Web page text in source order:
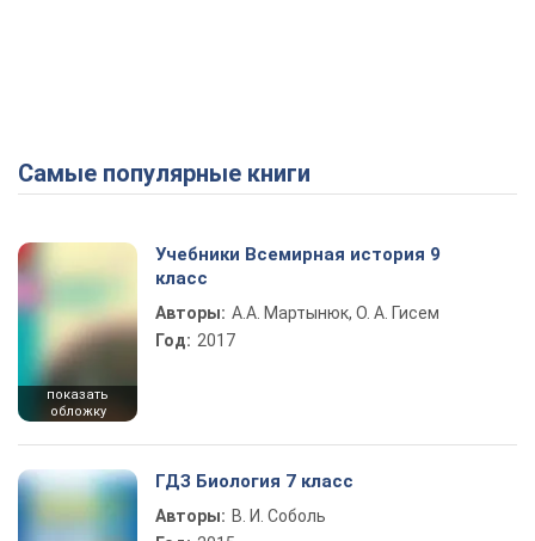
Самые популярные книги
показать
обложку
Учебники Всемирная история 9
класс
Авторы: А.А. Мартынюк, О. А. Гисем
Год: 2017
ГДЗ Биология 7 класс
Авторы: В. И. Соболь